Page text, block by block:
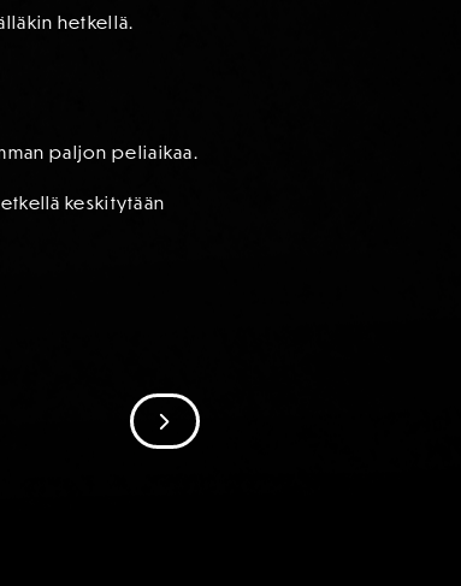
hetkellä.
paljon peliaikaa.
keskitytään
SIIRRY SEURAAVAAN